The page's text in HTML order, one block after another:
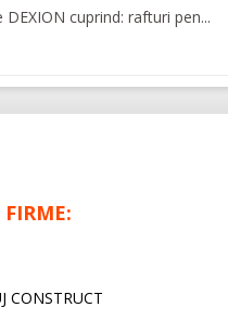
DEXION cuprind: rafturi pen...
CONSTRUCT